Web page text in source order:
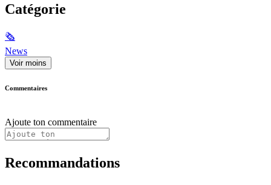
Catégorie
🗞
News
Voir moins
Commentaires
Ajoute ton commentaire
Recommandations